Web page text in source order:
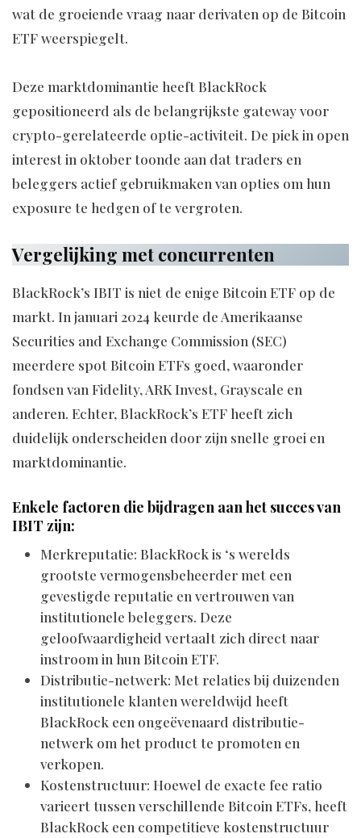
wat de groeiende vraag naar derivaten op de Bitcoin
ETF weerspiegelt.
Deze marktdominantie heeft BlackRock
gepositioneerd als de belangrijkste gateway voor
crypto-gerelateerde optie-activiteit. De piek in open
interest in oktober toonde aan dat traders en
beleggers actief gebruikmaken van opties om hun
exposure te hedgen of te vergroten.
Vergelijking met concurrenten
BlackRock’s IBIT is niet de enige Bitcoin ETF op de
markt. In januari 2024 keurde de Amerikaanse
Securities and Exchange Commission (SEC)
meerdere spot Bitcoin ETFs goed, waaronder
fondsen van Fidelity, ARK Invest, Grayscale en
anderen. Echter, BlackRock’s ETF heeft zich
duidelijk onderscheiden door zijn snelle groei en
marktdominantie.
Enkele factoren die bijdragen aan het succes van
IBIT zijn:
Merkreputatie: BlackRock is ‘s werelds
grootste vermogensbeheerder met een
gevestigde reputatie en vertrouwen van
institutionele beleggers. Deze
geloofwaardigheid vertaalt zich direct naar
instroom in hun Bitcoin ETF.
Distributie-netwerk: Met relaties bij duizenden
institutionele klanten wereldwijd heeft
BlackRock een ongeëvenaard distributie-
netwerk om het product te promoten en
verkopen.
Kostenstructuur: Hoewel de exacte fee ratio
varieert tussen verschillende Bitcoin ETFs, heeft
BlackRock een competitieve kostenstructuur